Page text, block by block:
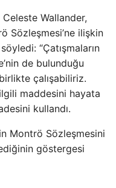
Celeste Wallander,
Sözleşmesi’ne ilişkin
“Çatışmaların
de bulunduğu
çalışabiliriz.
maddesini hayata
kullandı.
Montrö Sözleşmesini
göstergesi